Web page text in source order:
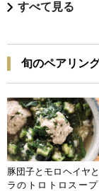
すべて見る
旬のペアリン
豚団子とモロヘイヤ
ラのトロトロスー